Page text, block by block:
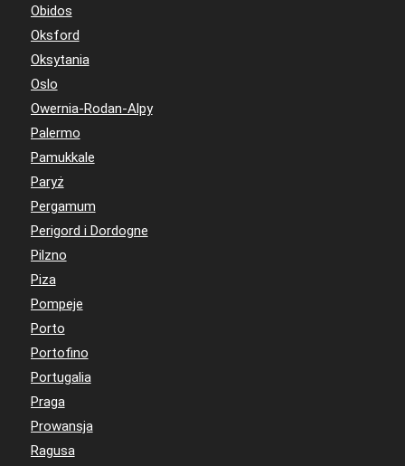
Obidos
Oksford
Oksytania
Oslo
Owernia-Rodan-Alpy
Palermo
Pamukkale
Paryż
Pergamum
Perigord i Dordogne
Pilzno
Piza
Pompeje
Porto
Portofino
Portugalia
Praga
Prowansja
Ragusa